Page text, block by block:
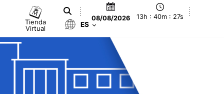
Tienda
Virtual
08/08/2026 13h : 40m : 27s
ES